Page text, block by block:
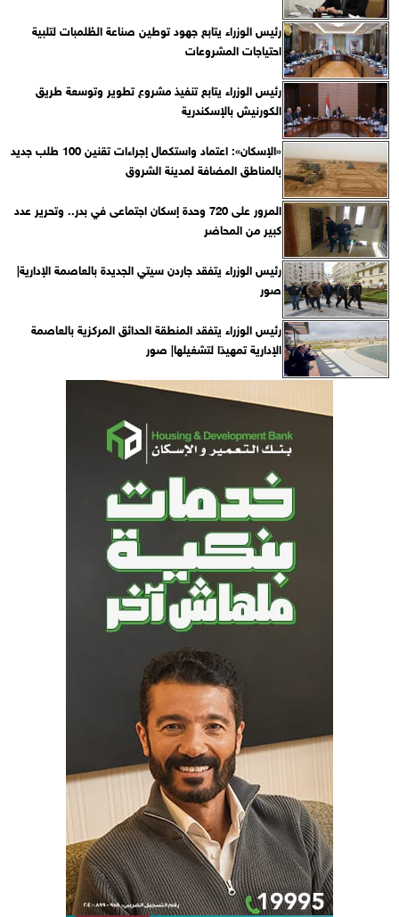
رئيس الوزراء يتابع جهود توطين صناعة الطُلمبات لتلبية
احتياجات المشروعات
رئيس الوزراء يتابع تنفيذ مشروع تطوير وتوسعة طريق
الكورنيش بالإسكندرية
«الإسكان»: اعتماد واستكمال إجراءات تقنين 100 طلب جديد
بالمناطق المضافة لمدينة الشروق
المرور على 720 وحدة إسكان اجتماعى في بدر.. وتحرير عدد
كبير من المحاضر
رئيس الوزراء يتفقد جاردن سيتي الجديدة بالعاصمة الإدارية|
صور
رئيس الوزراء يتفقد المنطقة الحدائق المركزية بالعاصمة
الإدارية تمهيدًا لتشغيلها| صور